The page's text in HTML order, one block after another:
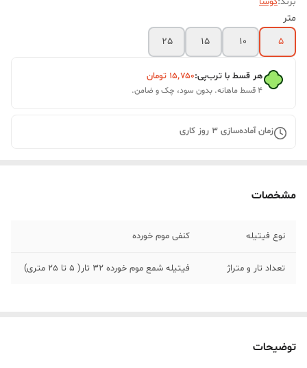
متر
5
10
15
25
هر قسط با ترب‌پی:۱۵٬۷۵۰ تومان
۴ قسط ماهانه. بدون سود، چک و ضامن.
زمان آماده‌سازی 3 روز کاری
مشخصات
نوع فیتیله کنفی موم خورده
تعداد تار و متراژ فیتیله شمع موم خورده 32 تار( 5 تا 25 متری)
توضیحات